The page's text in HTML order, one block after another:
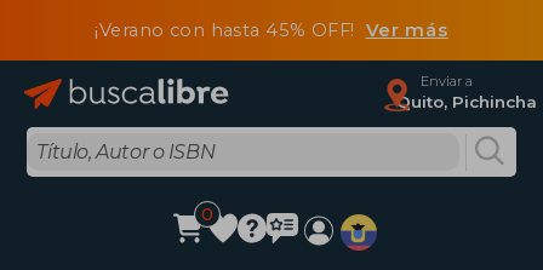
¡Verano con hasta 45% OFF! Ver más
Enviar a
Quito, Pichincha
0